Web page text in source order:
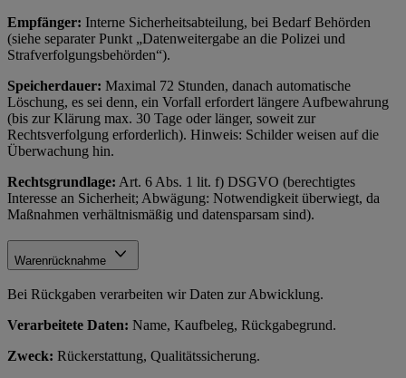
Empfänger: Interne Sicherheitsabteilung, bei Bedarf Behörden
(siehe separater Punkt „Datenweitergabe an die Polizei und
Strafverfolgungsbehörden“).
Speicherdauer: Maximal 72 Stunden, danach automatische
Löschung, es sei denn, ein Vorfall erfordert längere Aufbewahrung
(bis zur Klärung max. 30 Tage oder länger, soweit zur
Rechtsverfolgung erforderlich). Hinweis: Schilder weisen auf die
Überwachung hin.
Rechtsgrundlage: Art. 6 Abs. 1 lit. f) DSGVO (berechtigtes
Interesse an Sicherheit; Abwägung: Notwendigkeit überwiegt, da
Maßnahmen verhältnismäßig und datensparsam sind).
Warenrücknahme
Bei Rückgaben verarbeiten wir Daten zur Abwicklung.
Verarbeitete Daten: Name, Kaufbeleg, Rückgabegrund.
Zweck: Rückerstattung, Qualitätssicherung.